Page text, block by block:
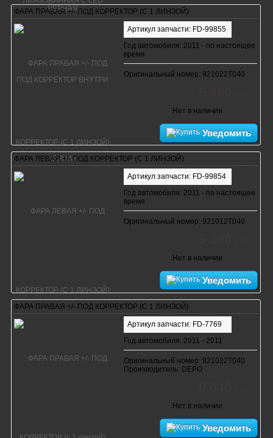
ФАРА ПРАВАЯ +/- ПОД КОРРЕКТОР (С 1 ЛИНЗОЙ)
Артикул запчасти: FD-99855
Год автомобиля: 2011 - по настоящее
время
Оригинальный номер: 921022T040
Нет в наличии
Уведомить
ФАРА ЛЕВАЯ +/- ПОД КОРРЕКТОР (С 1 ЛИНЗОЙ)
Артикул запчасти: FD-99854
Год автомобиля: 2011 - по настоящее
время
Оригинальный номер: 921012T040
Нет в наличии
Уведомить
ФАРА ПРАВАЯ +/- ПОД КОРРЕКТОР {С 1 ЛИНЗОЙ}
Артикул запчасти: FD-7769
Год автомобиля: 2011 - 2011
Оригинальный номер: 921022T040
Производитель: DEPO
Нет в наличии
Уведомить